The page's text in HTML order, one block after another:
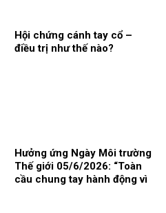
Hội chứng cánh tay cổ –
điều trị như thế nào?
Hưởng ứng Ngày Môi trường
Thế giới 05/6/2026: “Toàn
cầu chung tay hành động vì